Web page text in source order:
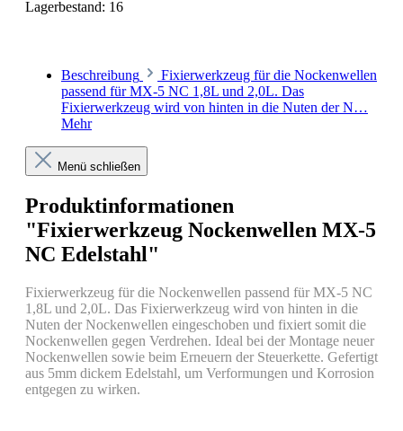
Lagerbestand: 16
Beschreibung
Fixierwerkzeug für die Nockenwellen
passend für MX-5 NC 1,8L und 2,0L. Das
Fixierwerkzeug wird von hinten in die Nuten der N…
Mehr
Menü schließen
Produktinformationen
"Fixierwerkzeug Nockenwellen MX-5
NC Edelstahl"
Fixierwerkzeug für die Nockenwellen passend für MX-5 NC
1,8L und 2,0L. Das Fixierwerkzeug wird von hinten in die
Nuten der Nockenwellen eingeschoben und fixiert somit die
Nockenwellen gegen Verdrehen. Ideal bei der Montage neuer
Nockenwellen sowie beim Erneuern der Steuerkette. Gefertigt
aus 5mm dickem Edelstahl, um Verformungen und Korrosion
entgegen zu wirken.